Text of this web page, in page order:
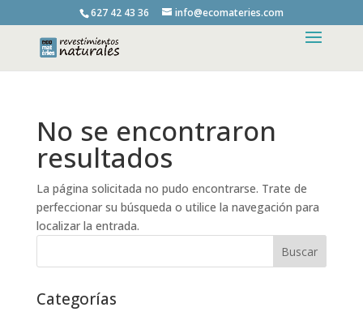
627 42 43 36 info@ecomateries.com
No se encontraron
resultados
La página solicitada no pudo encontrarse. Trate de
perfeccionar su búsqueda o utilice la navegación para
localizar la entrada.
Categorías